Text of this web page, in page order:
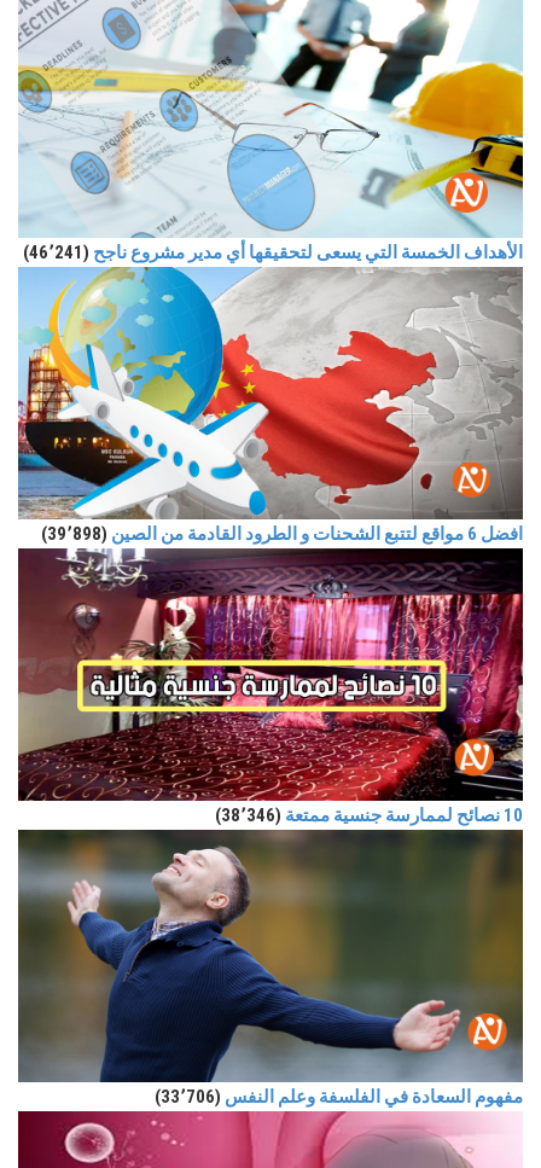
الأهداف الخمسة التي يسعى لتحقيقها أي مدير مشروع ناجح (46٬241)
افضل 6 مواقع لتتبع الشحنات و الطرود القادمة من الصين (39٬898)
10 نصائح لممارسة جنسية ممتعة (38٬346)
مفهوم السعادة في الفلسفة وعلم النفس (33٬706)